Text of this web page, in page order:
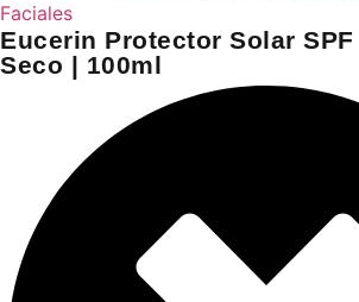
Faciales
Eucerin Protector Solar SPF
Seco | 100ml